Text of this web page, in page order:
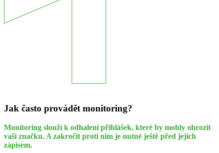
Jak často provádět monitoring?
Monitoring slouží k odhalení přihlášek, které by mohly ohrozit
vaši značku. A zakročit proti nim je nutné ještě před jejich
zápisem.